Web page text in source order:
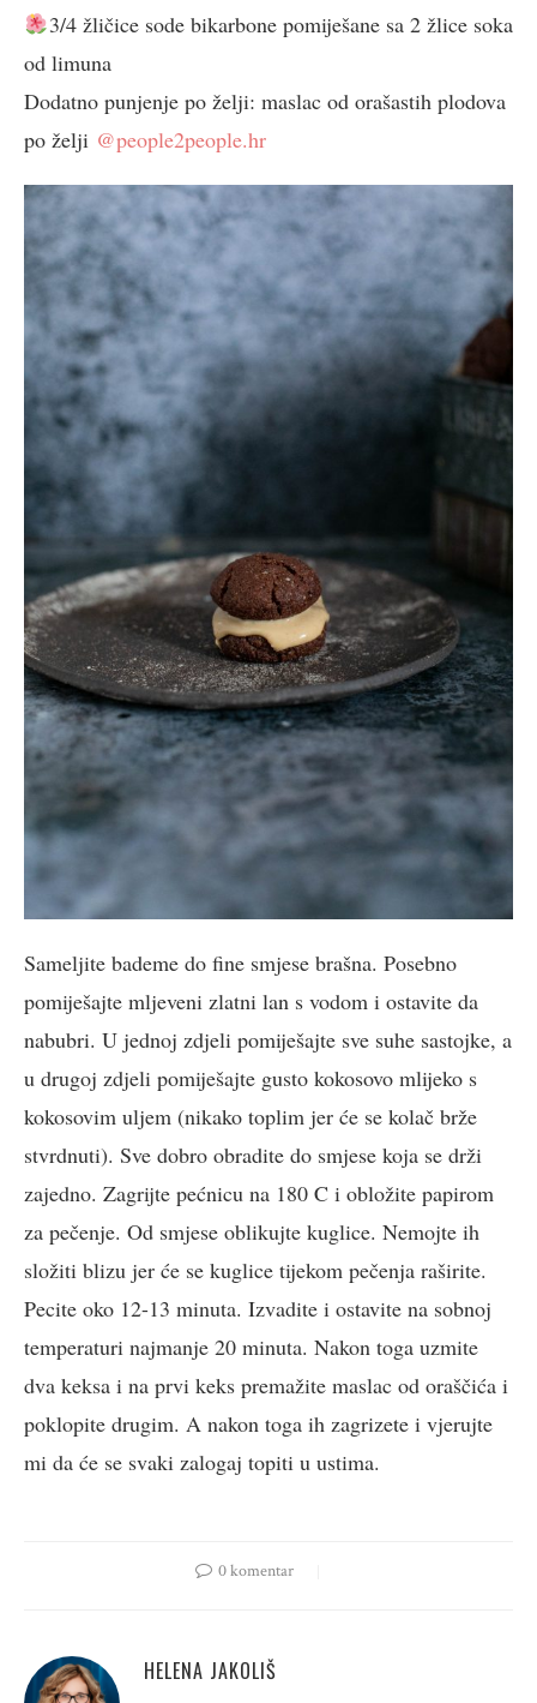
3/4 žličice sode bikarbone pomiješane sa 2 žlice soka
od limuna
Dodatno punjenje po želji: maslac od orašastih plodova
po želji @people2people.hr
Sameljite bademe do fine smjese brašna. Posebno
pomiješajte mljeveni zlatni lan s vodom i ostavite da
nabubri. U jednoj zdjeli pomiješajte sve suhe sastojke, a
u drugoj zdjeli pomiješajte gusto kokosovo mlijeko s
kokosovim uljem (nikako toplim jer će se kolač brže
stvrdnuti). Sve dobro obradite do smjese koja se drži
zajedno. Zagrijte pećnicu na 180 C i obložite papirom
za pečenje. Od smjese oblikujte kuglice. Nemojte ih
složiti blizu jer će se kuglice tijekom pečenja raširite.
Pecite oko 12-13 minuta. Izvadite i ostavite na sobnoj
temperaturi najmanje 20 minuta. Nakon toga uzmite
dva keksa i na prvi keks premažite maslac od oraščića i
poklopite drugim. A nakon toga ih zagrizete i vjerujte
mi da će se svaki zalogaj topiti u ustima.
0 komentar
HELENA JAKOLIŠ